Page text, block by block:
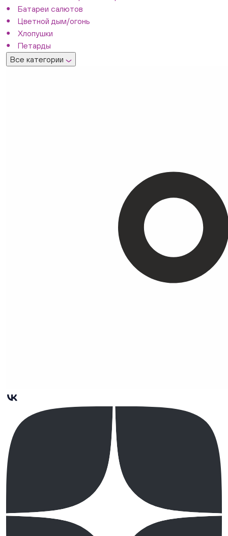
Батареи салютов
Цветной дым/огонь
Хлопушки
Петарды
Все категории